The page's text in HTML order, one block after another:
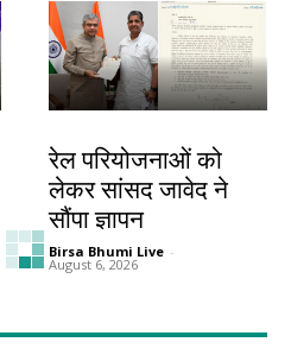
रेल परियोजनाओं को
लेकर सांसद जावेद ने
सौंपा ज्ञापन
Birsa Bhumi Live -
August 6, 2026